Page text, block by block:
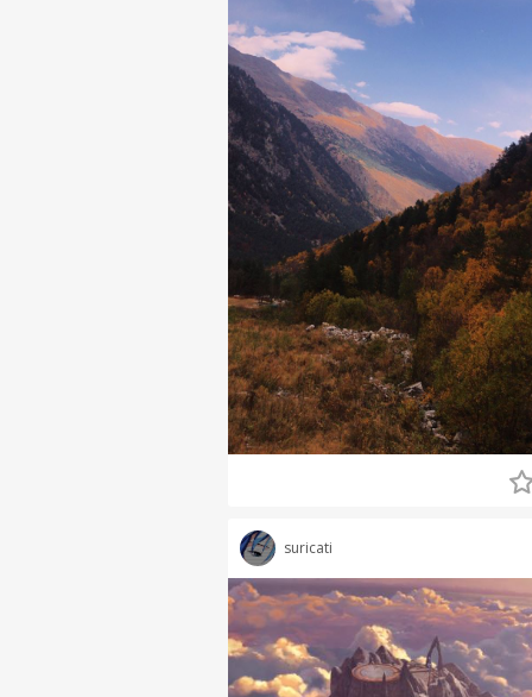
suricati